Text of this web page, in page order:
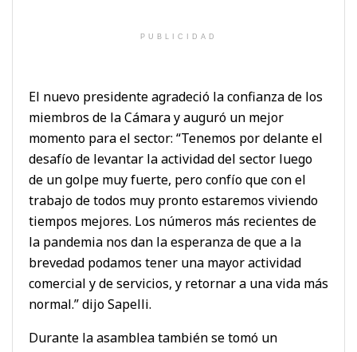
PUBLICIDAD
El nuevo presidente agradeció la confianza de los
miembros de la Cámara y auguró un mejor
momento para el sector: “Tenemos por delante el
desafío de levantar la actividad del sector luego
de un golpe muy fuerte, pero confío que con el
trabajo de todos muy pronto estaremos viviendo
tiempos mejores. Los números más recientes de
la pandemia nos dan la esperanza de que a la
brevedad podamos tener una mayor actividad
comercial y de servicios, y retornar a una vida más
normal.” dijo Sapelli.
Durante la asamblea también se tomó un